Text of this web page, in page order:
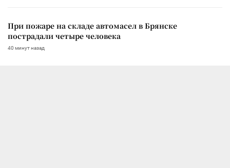
При пожаре на складе автомасел в Брянске
пострадали четыре человека
40 минут назад